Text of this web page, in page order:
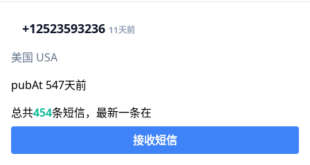
+12523593236 11天前
美国 USA
pubAt 547天前
总共454条短信，最新一条在
接收短信